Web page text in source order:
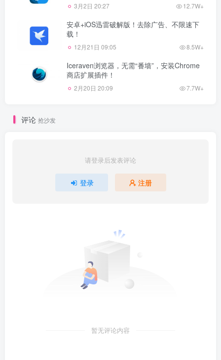
3月2日 20:27 12.7W+
安卓+iOS迅雷破解版！去除广告、不限速下
载！
12月21日 09:05 8.5W+
Iceraven浏览器，无需“番墙”，安装Chrome
商店扩展插件！
2月20日 20:09 7.7W+
评论 抢沙发
请登录后发表评论
登录 注册
暂无评论内容